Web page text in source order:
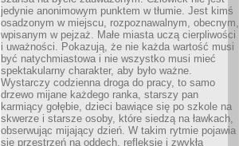
jedynie anonimowym punktem w tłumie. Jest kimś
osadzonym w miejscu, rozpoznawalnym, obecnym,
wpisanym w pejzaż. Małe miasta uczą cierpliwości
i uważności. Pokazują, że nie każda wartość musi
być natychmiastowa i nie wszystko musi mieć
spektakularny charakter, aby było ważne.
Wystarczy codzienna droga do pracy, to samo
drzewo mijane każdego ranka, starszy pan
karmiący gołębie, dzieci bawiące się po szkole na
skwerze i starsze osoby, które siedzą na ławkach,
obserwując mijający dzień. W takim rytmie pojawia
się przestrzeń na oddech, refleksję i zwykłą